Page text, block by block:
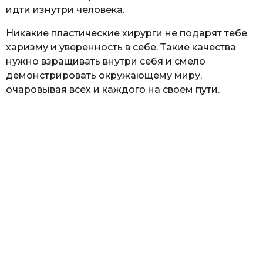
идти изнутри человека.
Никакие пластические хирурги не подарят тебе
харизму и уверенность в себе. Такие качества
нужно взращивать внутри себя и смело
демонстрировать окружающему миру,
очаровывая всех и каждого на своем пути.